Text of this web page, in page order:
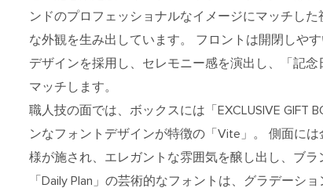
ンドのプロフェッショナルなイメージにマッチし
な外観を生み出しています。 フロントは開閉しや
デザインを採用し、セレモニー感を演出し、「記
マッチします。
職人技の面では、ボックスには「EXCLUSIVE GIFT
ンなフォントデザインが特徴の「Vite」。 側面に
様が施され、エレガントな雰囲気を醸し出し、ブラ
「Daily Plan」の芸術的なフォントは、グラデーシ